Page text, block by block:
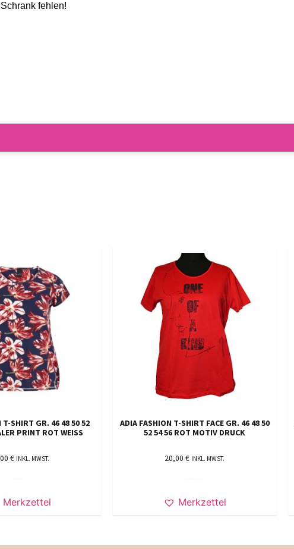
fehlen!
T-SHIRT GR. 46 48 50 52
PRINT ROT WEISS
€ INKL. MWST.
Merkzettel
ADIA FASHION T-SHIRT FACE GR. 46 48 50
52 54 56 ROT MOTIV DRUCK
20,00 € INKL. MWST.
Merkzettel